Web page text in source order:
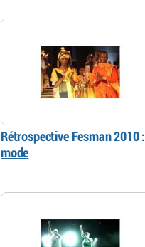
Rétrospective Fesman 2010 :
mode